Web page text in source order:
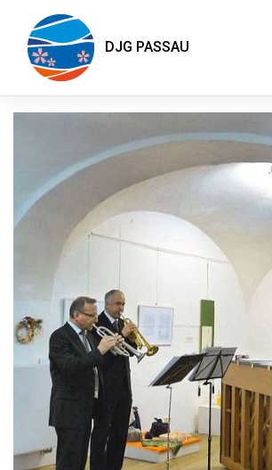
DJG PASSAU